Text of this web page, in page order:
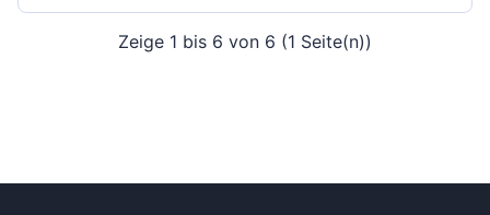
Zeige 1 bis 6 von 6 (1 Seite(n))